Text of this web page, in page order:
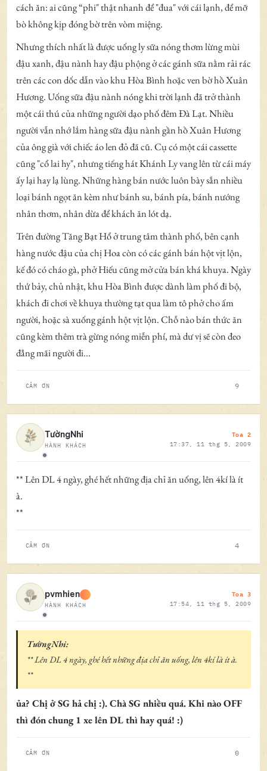
cách ăn: ai cũng “phi" thật nhanh để "đua" với cái lạnh, để mỡ
bò không kịp đóng bờ trên vòm miệng.
Nhưng thích nhất là được uống ly sữa nóng thơm lừng mùi
đậu xanh, đậu nành hay đậu phộng ở các gánh sữa nằm rải rác
trên các con dốc dẫn vào khu Hòa Bình hoặc ven bờ hồ Xuân
Hương. Uống sữa đậu nành nóng khi trời lạnh đã trở thành
một cái thú của những người dạo phố đêm Đà Lạt. Nhiều
người vẫn nhớ lắm hàng sữa đậu nành gần hồ Xuân Hương
của ông già với chiếc áo len đỏ đã cũ. Cụ có một cái cassette
cũng "cổ lai hy", nhưng tiếng hát Khánh Ly vang lên từ cái máy
ấy lại hay lạ lùng. Những hàng bán nước luôn bày sẵn nhiều
loại bánh ngọt ăn kèm như bánh su, bánh pía, bánh nướng
nhân thơm, nhân dừa để khách ăn lót dạ.
Trên đường Tăng Bạt Hổ ở trung tâm thành phố, bên cạnh
hàng nước đậu của chị Hoa còn có các gánh bán hột vịt lộn,
kế đó có cháo gà, phở Hiếu cũng mở cửa bán khá khuya. Ngày
thứ bảy, chủ nhật, khu Hòa Bình được dành làm phố đi bộ,
khách đi chơi về khuya thường tạt qua làm tô phở cho ấm
người, hoặc sà xuống gánh hột vịt lộn. Chỗ nào bán thức ăn
cũng kèm thêm trà gừng nóng miễn phí, mà dư vị sẽ còn đeo
đẳng mãi người đi...
CẢM ƠN 9
Ngoại tuyến
TườngNhi
HÀNH KHÁCH
Toa 2
17:37, 11 thg 5, 2009
** Lên DL 4 ngày, ghé hết những địa chỉ ăn uống, lên 4kí là ít
à.
**
CẢM ƠN 4
Ngoại tuyến
pvmhien
HÀNH KHÁCH
Toa 3
17:54, 11 thg 5, 2009
TườngNhi:
** Lên DL 4 ngày, ghé hết những địa chỉ ăn uống, lên 4kí là ít à.
**
ủa? Chị ở SG hả chị :). Chà SG nhiều quá. Khi nào OFF
thì đón chung 1 xe lên DL thì hay quá! :)
CẢM ƠN 0